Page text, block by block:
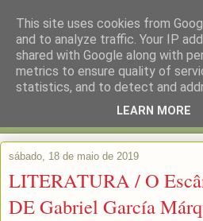
sábado, 18 de maio de 2019
LITERATURA / O
DE Gabriel García
This site uses cookies from
and to analyze traffic. Your IP
shared with Google along with
metrics to ensure quality of
statistics, and to detect and
LEARN MORE